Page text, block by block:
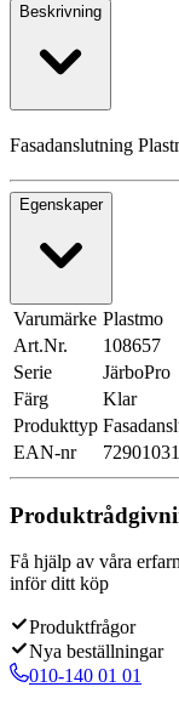
Beskrivning
Fasadanslutning
Egenskaper
Varumärke Plastmo
Art.Nr.
108657
Serie
JärboPro
Färg
Klar
Produkttyp
EAN-nr
Få hjälp av våra
inför ditt köp
Produktfrågor
Nya beställningar
010-140 01 01